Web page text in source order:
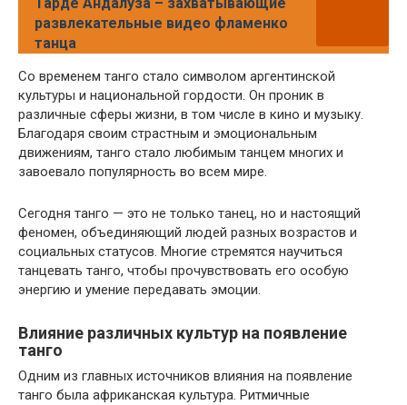
развлекательные видео фламенко
танца
Со временем танго стало символом аргентинской
культуры и национальной гордости. Он проник в
различные сферы жизни, в том числе в кино и музыку.
Благодаря своим страстным и эмоциональным
движениям, танго стало любимым танцем многих и
завоевало популярность во всем мире.
Сегодня танго — это не только танец, но и настоящий
феномен, объединяющий людей разных возрастов и
социальных статусов. Многие стремятся научиться
танцевать танго, чтобы прочувствовать его особую
энергию и умение передавать эмоции.
Влияние различных культур на появление
танго
Одним из главных источников влияния на появление
танго была африканская культура. Ритмичные